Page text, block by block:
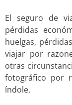
El seguro de
pérdidas
huelgas,
viajar por
otras
fotográfico por
índole.